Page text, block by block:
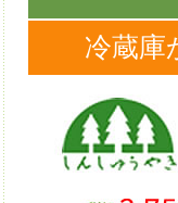
冷蔵庫